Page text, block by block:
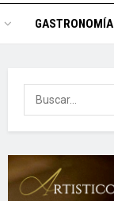
GASTRONOMÍA